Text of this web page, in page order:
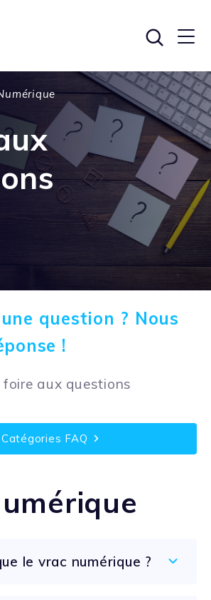
question ? Nous
!
aux questions
Catégories FAQ
le vrac numérique ?